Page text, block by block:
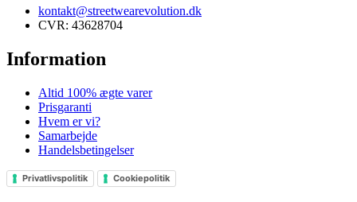
kontakt@streetwearevolution.dk
CVR: 43628704
Information
Altid 100% ægte varer
Prisgaranti
Hvem er vi?
Samarbejde
Handelsbetingelser
Privatlivspolitik Cookiepolitik